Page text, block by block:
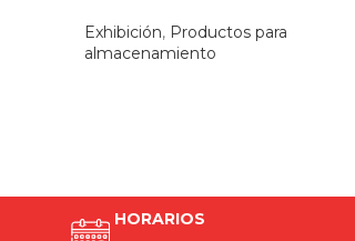
Exhibición, Productos para
almacenamiento
HORARIOS